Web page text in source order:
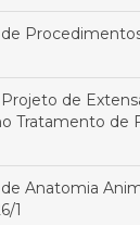
de
Tratamento de
Anatomia
1